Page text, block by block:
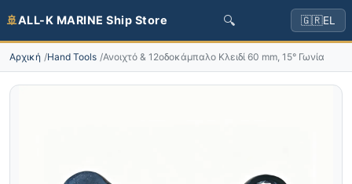
🚢ALL-K MARINE Ship Store 🔍 🇬🇷EL
Αρχική Hand Tools Ανοιχτό & 12οδοκάμπαλο Κλειδί 60 mm, 15° Γωνία